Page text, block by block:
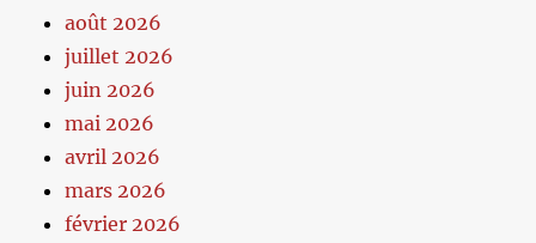
août 2026
juillet 2026
juin 2026
mai 2026
avril 2026
mars 2026
février 2026